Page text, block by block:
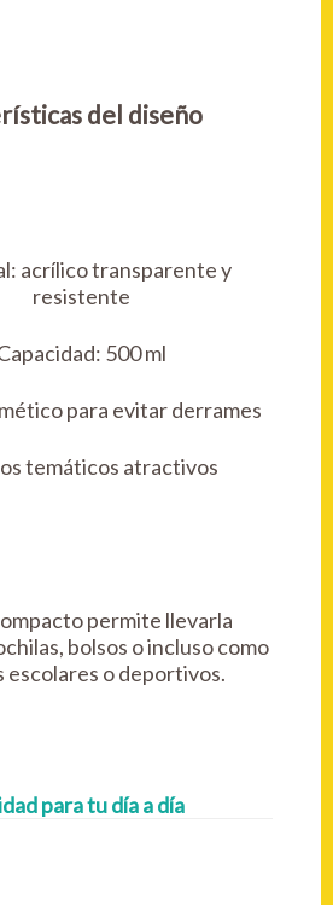
del diseño
acrílico transparente y
resistente
500 ml
para evitar derrames
temáticos atractivos
permite llevarla
bolsos o incluso como
escolares o deportivos.
para tu día a día